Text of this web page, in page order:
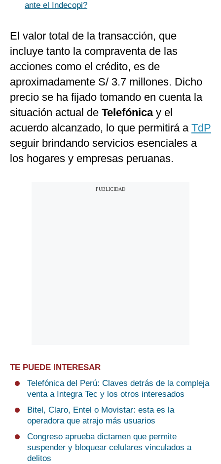
ante el Indecopi?
El valor total de la transacción, que
incluye tanto la compraventa de las
acciones como el crédito, es de
aproximadamente S/ 3.7 millones. Dicho
precio se ha fijado tomando en cuenta la
situación actual de Telefónica y el
acuerdo alcanzado, lo que permitirá a TdP
seguir brindando servicios esenciales a
los hogares y empresas peruanas.
TE PUEDE INTERESAR
Telefónica del Perú: Claves detrás de la compleja
venta a Integra Tec y los otros interesados
Bitel, Claro, Entel o Movistar: esta es la
operadora que atrajo más usuarios
Congreso aprueba dictamen que permite
suspender y bloquear celulares vinculados a
delitos